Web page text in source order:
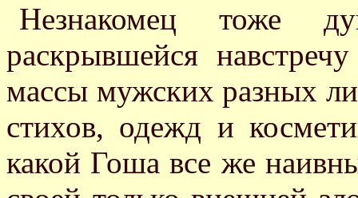
Незнакомец тоже
раскрывшейся
массы мужских разных
стихов, одежд и
какой Гоша все же